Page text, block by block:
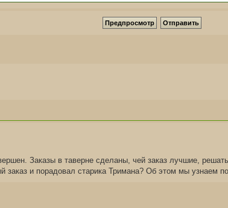
Заказы в таверне сделаны, чей заказ лучшие,
и порадовал старика Тримана? Об этом мы узнаем